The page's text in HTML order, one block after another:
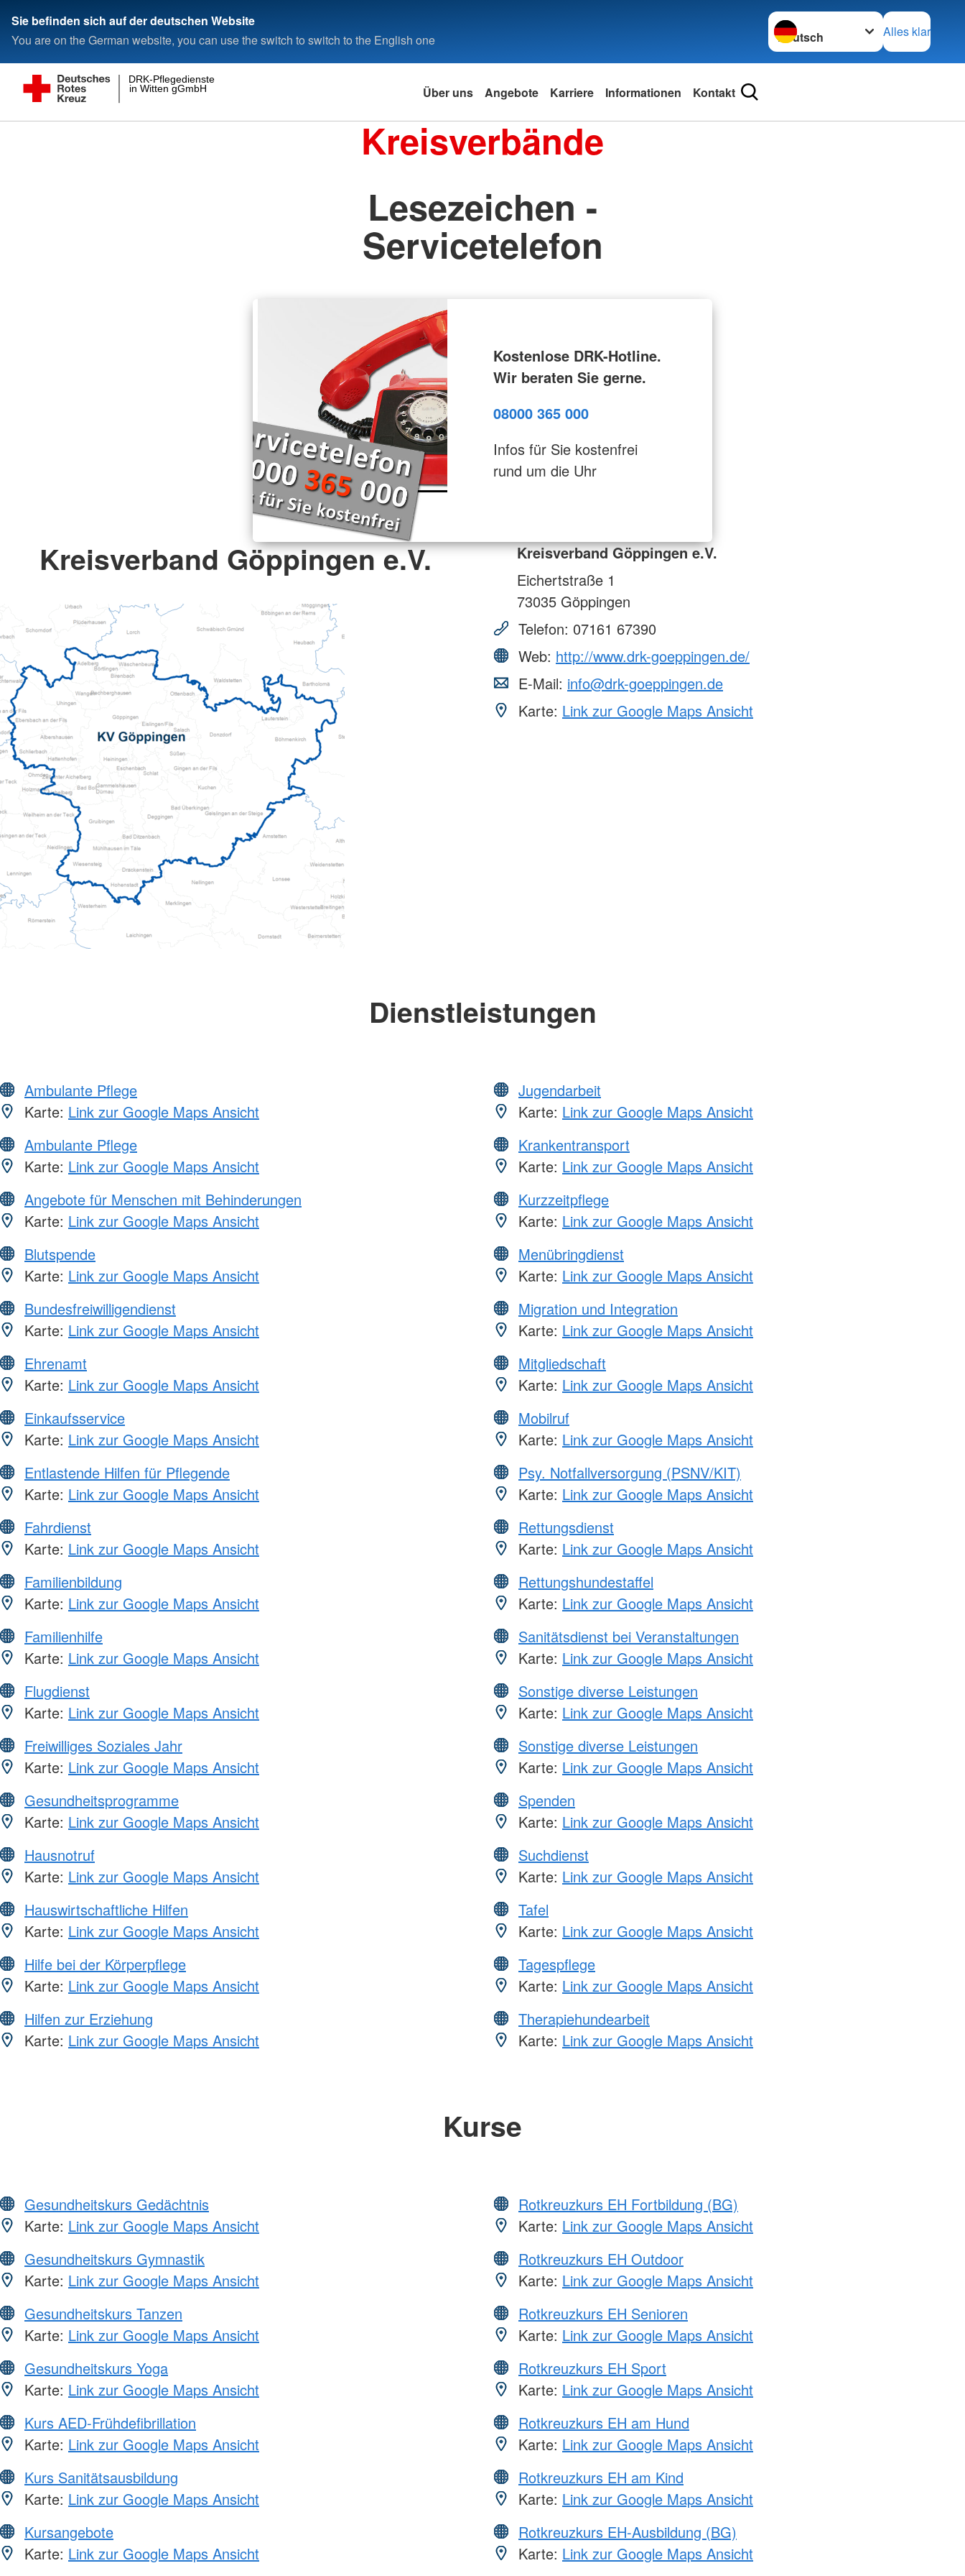
Sie befinden sich auf der deutschen Website
You are on the German website, you can use the switch to switch to the English one
Sprache wechseln zu
Alles klar
in Witten gGmbH
DRK-Pflegedienste
Über uns Angebote Karriere Informationen Kontakt
Kreisverbände
Lesezeichen -
Servicetelefon
Kostenlose DRK-Hotline.
Wir beraten Sie gerne.
08000 365 000
Infos für Sie kostenfrei
rund um die Uhr
Kreisverband Göppingen e.V.
Kreisverband Göppingen e.V.
Eichertstraße 1
73035 Göppingen
Telefon: 07161 67390
Web: http://www.drk-goeppingen.de/
E-Mail: info@drk-goeppingen.de
Karte: Link zur Google Maps Ansicht
Dienstleistungen
Ambulante Pflege
Karte: Link zur Google Maps Ansicht
Ambulante Pflege
Karte: Link zur Google Maps Ansicht
Angebote für Menschen mit Behinderungen
Karte: Link zur Google Maps Ansicht
Blutspende
Karte: Link zur Google Maps Ansicht
Bundesfreiwilligendienst
Karte: Link zur Google Maps Ansicht
Ehrenamt
Karte: Link zur Google Maps Ansicht
Einkaufsservice
Karte: Link zur Google Maps Ansicht
Entlastende Hilfen für Pflegende
Karte: Link zur Google Maps Ansicht
Fahrdienst
Karte: Link zur Google Maps Ansicht
Familienbildung
Karte: Link zur Google Maps Ansicht
Familienhilfe
Karte: Link zur Google Maps Ansicht
Flugdienst
Karte: Link zur Google Maps Ansicht
Freiwilliges Soziales Jahr
Karte: Link zur Google Maps Ansicht
Gesundheitsprogramme
Karte: Link zur Google Maps Ansicht
Hausnotruf
Karte: Link zur Google Maps Ansicht
Hauswirtschaftliche Hilfen
Karte: Link zur Google Maps Ansicht
Hilfe bei der Körperpflege
Karte: Link zur Google Maps Ansicht
Hilfen zur Erziehung
Karte: Link zur Google Maps Ansicht
Jugendarbeit
Karte: Link zur Google Maps Ansicht
Krankentransport
Karte: Link zur Google Maps Ansicht
Kurzzeitpflege
Karte: Link zur Google Maps Ansicht
Menübringdienst
Karte: Link zur Google Maps Ansicht
Migration und Integration
Karte: Link zur Google Maps Ansicht
Mitgliedschaft
Karte: Link zur Google Maps Ansicht
Mobilruf
Karte: Link zur Google Maps Ansicht
Psy. Notfallversorgung (PSNV/KIT)
Karte: Link zur Google Maps Ansicht
Rettungsdienst
Karte: Link zur Google Maps Ansicht
Rettungshundestaffel
Karte: Link zur Google Maps Ansicht
Sanitätsdienst bei Veranstaltungen
Karte: Link zur Google Maps Ansicht
Sonstige diverse Leistungen
Karte: Link zur Google Maps Ansicht
Sonstige diverse Leistungen
Karte: Link zur Google Maps Ansicht
Spenden
Karte: Link zur Google Maps Ansicht
Suchdienst
Karte: Link zur Google Maps Ansicht
Tafel
Karte: Link zur Google Maps Ansicht
Tagespflege
Karte: Link zur Google Maps Ansicht
Therapiehundearbeit
Karte: Link zur Google Maps Ansicht
Kurse
Gesundheitskurs Gedächtnis
Karte: Link zur Google Maps Ansicht
Gesundheitskurs Gymnastik
Karte: Link zur Google Maps Ansicht
Gesundheitskurs Tanzen
Karte: Link zur Google Maps Ansicht
Gesundheitskurs Yoga
Karte: Link zur Google Maps Ansicht
Kurs AED-Frühdefibrillation
Karte: Link zur Google Maps Ansicht
Kurs Sanitätsausbildung
Karte: Link zur Google Maps Ansicht
Kursangebote
Karte: Link zur Google Maps Ansicht
Rotkreuzkurs EH Fortbildung (BG)
Karte: Link zur Google Maps Ansicht
Rotkreuzkurs EH Outdoor
Karte: Link zur Google Maps Ansicht
Rotkreuzkurs EH Senioren
Karte: Link zur Google Maps Ansicht
Rotkreuzkurs EH Sport
Karte: Link zur Google Maps Ansicht
Rotkreuzkurs EH am Hund
Karte: Link zur Google Maps Ansicht
Rotkreuzkurs EH am Kind
Karte: Link zur Google Maps Ansicht
Rotkreuzkurs EH-Ausbildung (BG)
Karte: Link zur Google Maps Ansicht